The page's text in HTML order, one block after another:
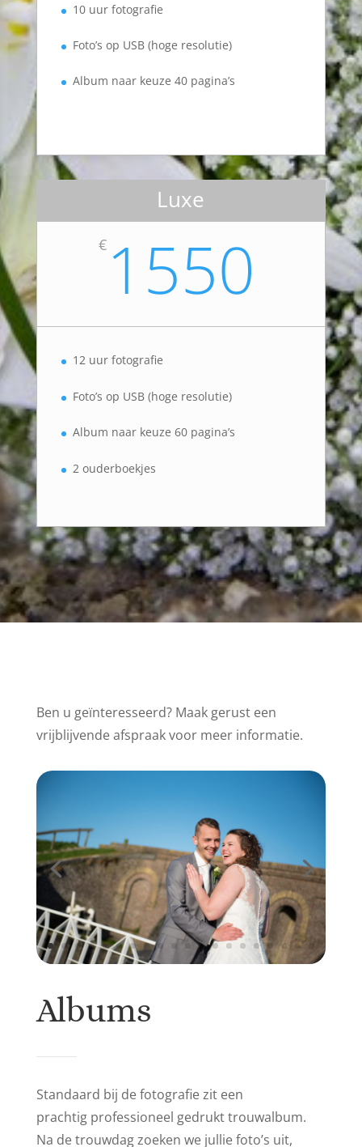
10 uur fotografie
Foto’s op USB (hoge resolutie)
Album naar keuze 40 pagina’s
Luxe
€1550
12 uur fotografie
Foto’s op USB (hoge resolutie)
Album naar keuze 60 pagina’s
2 ouderboekjes
Ben u geïnteresseerd? Maak gerust een
vrijblijvende afspraak voor meer informatie.
Albums
Standaard bij de fotografie zit een
prachtig professioneel gedrukt trouwalbum.
Na de trouwdag zoeken we jullie foto’s uit,